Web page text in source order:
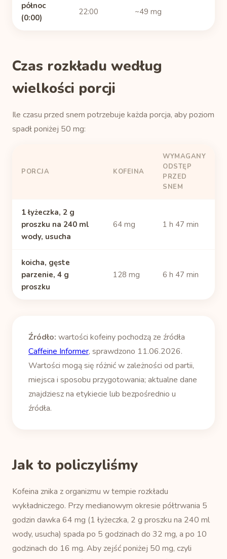
północ
(0:00)
22:00 ~49 mg
Czas rozkładu według
wielkości porcji
Ile czasu przed snem potrzebuje każda porcja, aby poziom
spadł poniżej 50 mg:
PORCJA KOFEINA
WYMAGANY
ODSTĘP
PRZED
SNEM
1 łyżeczka, 2 g
proszku na 240 ml
wody, usucha
64 mg 1 h 47 min
koicha, gęste
parzenie, 4 g
proszku
128 mg 6 h 47 min
Źródło: wartości kofeiny pochodzą ze źródła
Caffeine Informer, sprawdzono 11.06.2026.
Wartości mogą się różnić w zależności od partii,
miejsca i sposobu przygotowania; aktualne dane
znajdziesz na etykiecie lub bezpośrednio u
źródła.
Jak to policzyliśmy
Kofeina znika z organizmu w tempie rozkładu
wykładniczego. Przy medianowym okresie półtrwania 5
godzin dawka 64 mg (1 łyżeczka, 2 g proszku na 240 ml
wody, usucha) spada po 5 godzinach do 32 mg, a po 10
godzinach do 16 mg. Aby zejść poniżej 50 mg, czyli